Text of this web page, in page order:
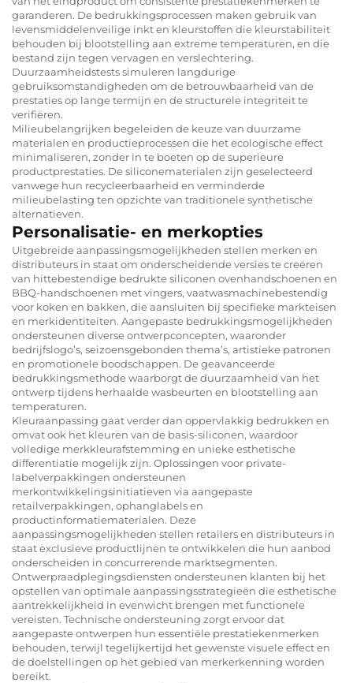
garanderen. De bedrukkingsprocessen maken gebruik van
levensmiddelenveilige inkt en kleurstoffen die kleurstabiliteit
behouden bij blootstelling aan extreme temperaturen, en die
bestand zijn tegen vervagen en verslechtering.
Duurzaamheidstests simuleren langdurige
gebruiksomstandigheden om de betrouwbaarheid van de
prestaties op lange termijn en de structurele integriteit te
verifiëren.
Milieubelangrijken begeleiden de keuze van duurzame
materialen en productieprocessen die het ecologische effect
minimaliseren, zonder in te boeten op de superieure
productprestaties. De siliconematerialen zijn geselecteerd
vanwege hun recycleerbaarheid en verminderde
milieubelasting ten opzichte van traditionele synthetische
alternatieven.
Personalisatie- en merkopties
Uitgebreide aanpassingsmogelijkheden stellen merken en
distributeurs in staat om onderscheidende versies te creëren
van hittebestendige bedrukte siliconen ovenhandschoenen en
BBQ-handschoenen met vingers, vaatwasmachinebestendig
voor koken en bakken, die aansluiten bij specifieke markteisen
en merkidentiteiten. Aangepaste bedrukkingsmogelijkheden
ondersteunen diverse ontwerpconcepten, waaronder
bedrijfslogo’s, seizoensgebonden thema’s, artistieke patronen
en promotionele boodschappen. De geavanceerde
bedrukkingsmethode waarborgt de duurzaamheid van het
ontwerp tijdens herhaalde wasbeurten en blootstelling aan
temperaturen.
Kleuraanpassing gaat verder dan oppervlakkig bedrukken en
omvat ook het kleuren van de basis-siliconen, waardoor
volledige merkkleurafstemming en unieke esthetische
differentiatie mogelijk zijn. Oplossingen voor private-
labelverpakkingen ondersteunen
merkontwikkelingsinitiatieven via aangepaste
retailverpakkingen, ophanglabels en
productinformatiematerialen. Deze
aanpassingsmogelijkheden stellen retailers en distributeurs in
staat exclusieve productlijnen te ontwikkelen die hun aanbod
onderscheiden in concurrerende marktsegmenten.
Ontwerpraadplegingsdiensten ondersteunen klanten bij het
opstellen van optimale aanpassingsstrategieën die esthetische
aantrekkelijkheid in evenwicht brengen met functionele
vereisten. Technische ondersteuning zorgt ervoor dat
aangepaste ontwerpen hun essentiële prestatiekenmerken
behouden, terwijl tegelijkertijd het gewenste visuele effect en
de doelstellingen op het gebied van merkerkenning worden
bereikt.